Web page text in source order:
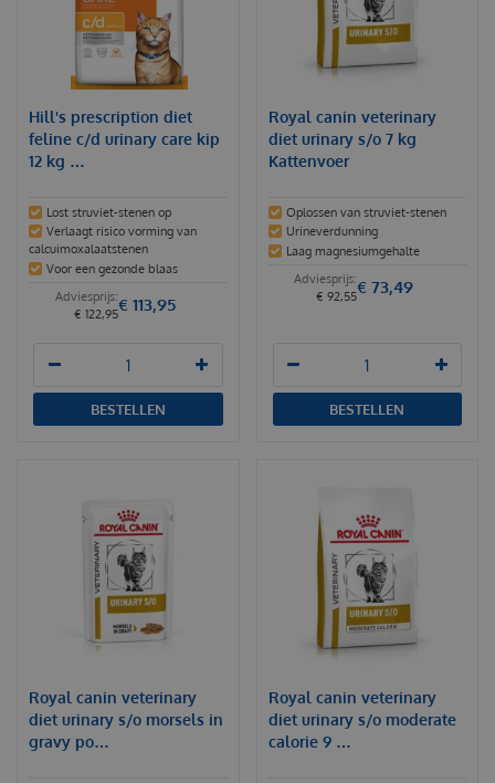
Hill's prescription diet
feline c/d urinary care kip
12 kg …
Lost struviet-stenen op
Verlaagt risico vorming van
calcuimoxalaatstenen
Voor een gezonde blaas
€ 122,95€ 113,95
BESTELLEN
Royal canin veterinary
diet urinary s/o 7 kg
Kattenvoer
Oplossen van struviet-stenen
Urineverdunning
Laag magnesiumgehalte
€ 92,55€ 73,49
BESTELLEN
Royal canin veterinary
diet urinary s/o morsels in
gravy po…
Royal canin veterinary
diet urinary s/o moderate
calorie 9 …